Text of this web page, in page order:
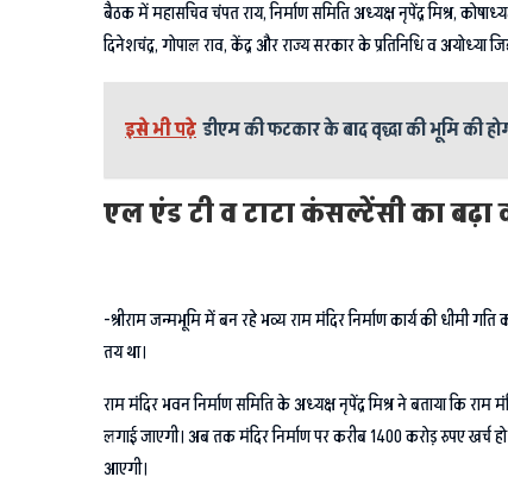
बैठक में महासचिव चंपत राय, निर्माण समिति अध्यक्ष नृपेंद्र मिश्र,
दिनेशचंद्र, गोपाल राव, केंद्र और राज्य सरकार के प्रतिनिधि व अयोध्या
इसे भी पढ़े डीएम की फटकार के बाद वृद्धा की भूमि की
एल एंड टी व टाटा कंसल्टेंसी का बढ़ा
-श्रीराम जन्मभूमि में बन रहे भव्य राम मंदिर निर्माण कार्य की धीमी
तय था।
राम मंदिर भवन निर्माण समिति के अध्यक्ष नृपेंद्र मिश्र ने बताया कि
लगाई जाएगी। अब तक मंदिर निर्माण पर करीब 1400 करोड़ रुपए
आएगी।